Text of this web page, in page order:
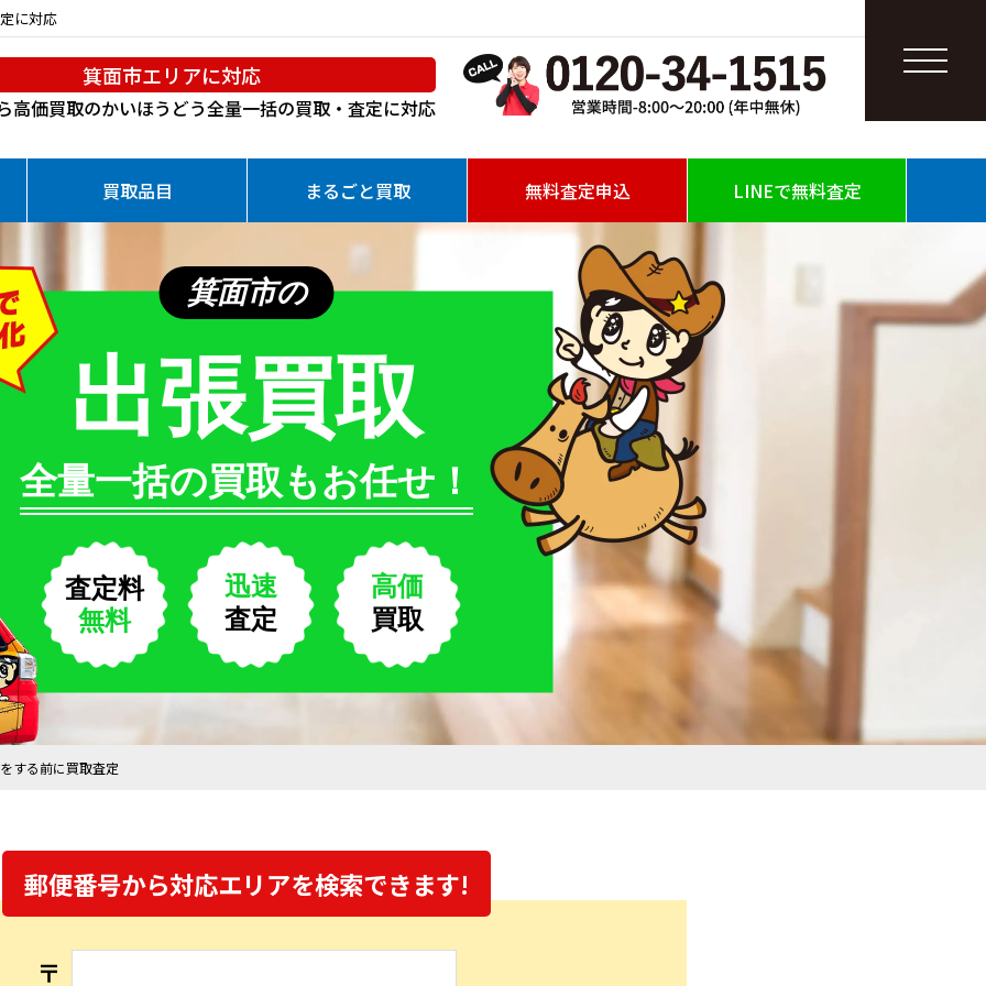
に対応
箕面市エリアに対応
高価買取のかいほうどう全量一括の買取・査定に対応
買取品目 まるごと買取 無料査定申込 LINEで無料査定
出張買取
全量一括の買取もお任せ！
箕面市の
査定料
無料
迅速
査定
高価
買取
する前に買取査定
郵便番号から対応エリアを検索できます!
〒